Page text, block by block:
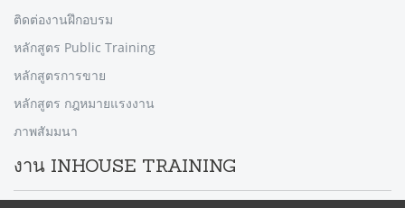
ติดต่องานฝึกอบรม
หลักสูตร Public Training
หลักสูตรการขาย
หลักสูตร กฎหมายแรงงาน
ภาพสัมมนา
งาน INHOUSE TRAINING